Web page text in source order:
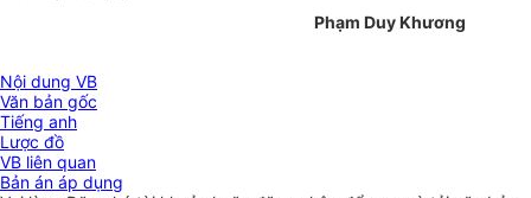
Phạm Duy Khương
Nội dung VB
Văn bản gốc
Tiếng anh
Lược đồ
VB liên quan
Bản án áp dụng